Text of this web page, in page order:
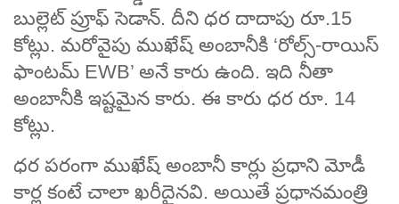
బుల్లెట్ ప్రూఫ్ సెడాన్. దీని ధర దాదాపు రూ.15
కోట్లు. మరోవైపు ముఖేష్ అంబానీకి ‘రోల్స్-రాయిస్
ఫాంటమ్ EWB’ అనే కారు ఉంది. ఇది నీతా
అంబానీకి ఇష్టమైన కారు. ఈ కారు ధర రూ. 14
కోట్లు.
ధర పరంగా ముఖేష్ అంబానీ కార్లు ప్రధాని మోడీ
కార్ల కంటే చాలా ఖరీదైనవి. అయితే ప్రధానమంత్రి